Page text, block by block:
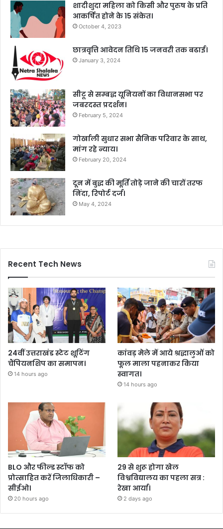
शादीशुदा महिला को किसी और पुरुष के प्रति
आकर्षित होने के 15 संकेत।
October 4, 2023
छात्रवृत्ति आवेदन तिथि 15 जनवरी तक बढाई।
January 3, 2024
सीटू से सम्बद्ध यूनियनों का विधानसभा पर
जबरदस्त प्रदर्शन।
February 5, 2024
गोर्खाली सुधार सभा सैनिक परिवार के साथ,
मांग रहे न्याय।
February 20, 2024
दून में बुद्ध की मूर्ति तोड़े जाने की चारों तरफ
निंदा, रिपोर्ट दर्ज।
May 4, 2024
Recent Tech News
24वीं उत्तराखंड स्टेट शूटिंग
चैंपियनशिप का समापन।
14 hours ago
कांवड़ मेले में आये श्रद्धालुओं को
फूल माला पहनाकर किया
स्वागत।
14 hours ago
BLO और फील्ड स्टॉफ को
प्रोत्साहित करें जिलाधिकारी –
सीईओ।
20 hours ago
29 से शुरू होगा खेल
विश्वविद्यालय का पहला सत्र :
रेखा आर्या।
2 days ago